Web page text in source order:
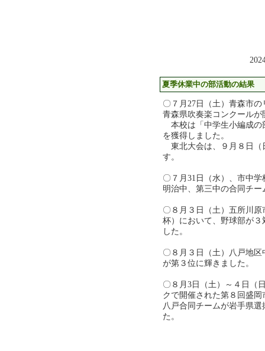
夏季休業中の部活動の結果
〇７月27日（土）青森市
青森県吹奏楽コンクールが
本校は「中学生小編成の
を獲得しました。
東北大会は、９月８日（
す。
〇７月31日（水）、市中
明治中、第三中の合同チ
〇８月３日（土）五所川
杯）において、野球部が
した。
〇８月３日（土）八戸地
が第３位に輝きました。
〇８月3日（土）～４日（
クで開催された第８回盛
八戸合同チームが岩手県
た。